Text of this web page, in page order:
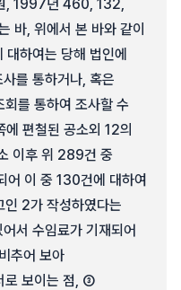
, 1997년 460, 132,
바, 위에서 본 바와 같이
하여는 당해 법인에
를 통하거나, 혹은
를 통하여 조사할 수
편철된 공소외 12의
이후 위 289건 중
어 이 중 130건에 대하여
인 2가 작성하였다는
서 수임료가 기재되어
추어 보아
로 보이는 점, ③